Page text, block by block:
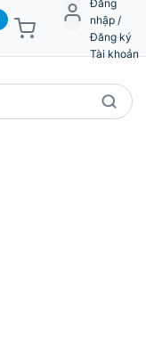
Đăng
nhập /
Đăng ký
Tài khoản